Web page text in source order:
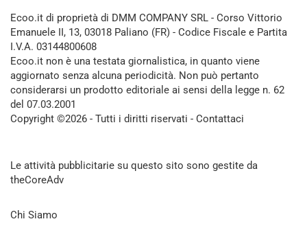
Ecoo.it di proprietà di DMM COMPANY SRL - Corso Vittorio
Emanuele II, 13, 03018 Paliano (FR) - Codice Fiscale e Partita
I.V.A. 03144800608
Ecoo.it non è una testata giornalistica, in quanto viene
aggiornato senza alcuna periodicità. Non può pertanto
considerarsi un prodotto editoriale ai sensi della legge n. 62
del 07.03.2001
Copyright ©2026 - Tutti i diritti riservati - Contattaci
Le attività pubblicitarie su questo sito sono gestite da
theCoreAdv
Chi Siamo